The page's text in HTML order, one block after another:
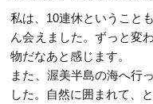
私は、10連休ということ
ん会えました。ずっと変
物だなあと感じます。
また、渥美半島の海へ行
した。自然に囲まれて、